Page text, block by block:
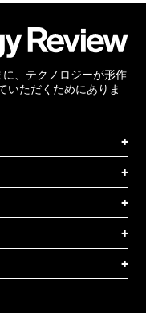
に、テクノロジーが形作
いただくためにありま
+
+
+
+
+